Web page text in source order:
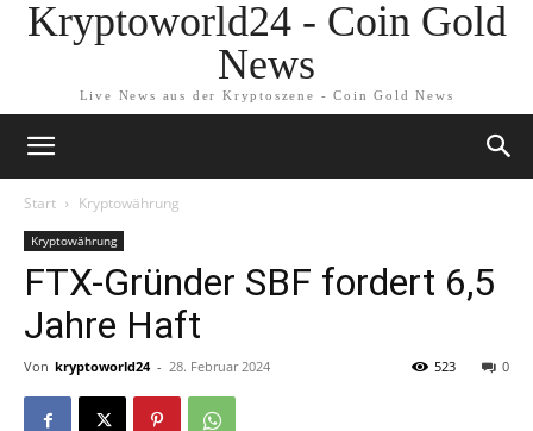
Kryptoworld24 - Coin Gold
News
Live News aus der Kryptoszene - Coin Gold News
Start Kryptowährung
Kryptowährung
FTX-Gründer SBF fordert 6,5
Jahre Haft
Von kryptoworld24 - 28. Februar 2024 0
523